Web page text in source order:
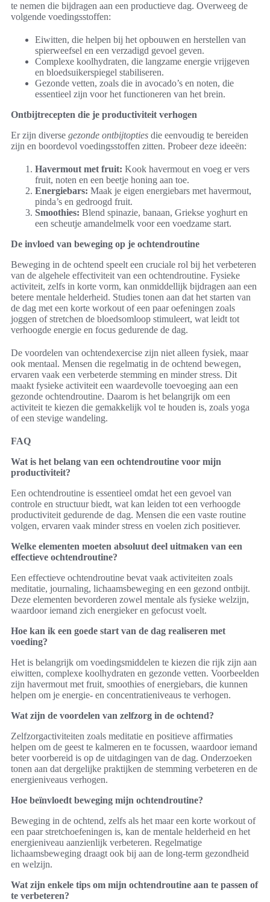
te nemen die bijdragen aan een productieve dag. Overweeg de
volgende voedingsstoffen:
Eiwitten, die helpen bij het opbouwen en herstellen van
spierweefsel en een verzadigd gevoel geven.
Complexe koolhydraten, die langzame energie vrijgeven
en bloedsuikerspiegel stabiliseren.
Gezonde vetten, zoals die in avocado’s en noten, die
essentieel zijn voor het functioneren van het brein.
Ontbijtrecepten die je productiviteit verhogen
Er zijn diverse gezonde ontbijtopties die eenvoudig te bereiden
zijn en boordevol voedingsstoffen zitten. Probeer deze ideeën:
Havermout met fruit: Kook havermout en voeg er vers
fruit, noten en een beetje honing aan toe.
Energiebars: Maak je eigen energiebars met havermout,
pinda’s en gedroogd fruit.
Smoothies: Blend spinazie, banaan, Griekse yoghurt en
een scheutje amandelmelk voor een voedzame start.
De invloed van beweging op je ochtendroutine
Beweging in de ochtend speelt een cruciale rol bij het verbeteren
van de algehele effectiviteit van een ochtendroutine. Fysieke
activiteit, zelfs in korte vorm, kan onmiddellijk bijdragen aan een
betere mentale helderheid. Studies tonen aan dat het starten van
de dag met een korte workout of een paar oefeningen zoals
joggen of stretchen de bloedsomloop stimuleert, wat leidt tot
verhoogde energie en focus gedurende de dag.
De voordelen van ochtendexercise zijn niet alleen fysiek, maar
ook mentaal. Mensen die regelmatig in de ochtend bewegen,
ervaren vaak een verbeterde stemming en minder stress. Dit
maakt fysieke activiteit een waardevolle toevoeging aan een
gezonde ochtendroutine. Daarom is het belangrijk om een
activiteit te kiezen die gemakkelijk vol te houden is, zoals yoga
of een stevige wandeling.
FAQ
Wat is het belang van een ochtendroutine voor mijn
productiviteit?
Een ochtendroutine is essentieel omdat het een gevoel van
controle en structuur biedt, wat kan leiden tot een verhoogde
productiviteit gedurende de dag. Mensen die een vaste routine
volgen, ervaren vaak minder stress en voelen zich positiever.
Welke elementen moeten absoluut deel uitmaken van een
effectieve ochtendroutine?
Een effectieve ochtendroutine bevat vaak activiteiten zoals
meditatie, journaling, lichaamsbeweging en een gezond ontbijt.
Deze elementen bevorderen zowel mentale als fysieke welzijn,
waardoor iemand zich energieker en gefocust voelt.
Hoe kan ik een goede start van de dag realiseren met
voeding?
Het is belangrijk om voedingsmiddelen te kiezen die rijk zijn aan
eiwitten, complexe koolhydraten en gezonde vetten. Voorbeelden
zijn havermout met fruit, smoothies of energiebars, die kunnen
helpen om je energie- en concentratieniveaus te verhogen.
Wat zijn de voordelen van zelfzorg in de ochtend?
Zelfzorgactiviteiten zoals meditatie en positieve affirmaties
helpen om de geest te kalmeren en te focussen, waardoor iemand
beter voorbereid is op de uitdagingen van de dag. Onderzoeken
tonen aan dat dergelijke praktijken de stemming verbeteren en de
energieniveaus verhogen.
Hoe beïnvloedt beweging mijn ochtendroutine?
Beweging in de ochtend, zelfs als het maar een korte workout of
een paar stretchoefeningen is, kan de mentale helderheid en het
energieniveau aanzienlijk verbeteren. Regelmatige
lichaamsbeweging draagt ook bij aan de long-term gezondheid
en welzijn.
Wat zijn enkele tips om mijn ochtendroutine aan te passen of
te verbeteren?